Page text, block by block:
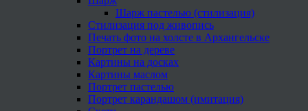
Шарж пастелью (стилизация)
Стилизация под живопись
Печать фото на холсте в Архангельске
Портрет на дереве
Картины на досках
Картины маслом
Портрет пастелью
Портрет карандашом (имитация)